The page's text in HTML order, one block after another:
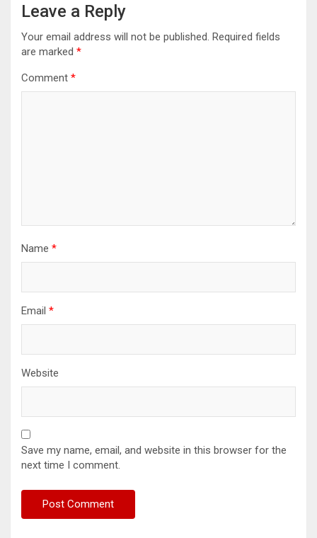
Leave a Reply
Your email address will not be published. Required fields
are marked *
Comment *
Name *
Email *
Website
Save my name, email, and website in this browser for the
next time I comment.